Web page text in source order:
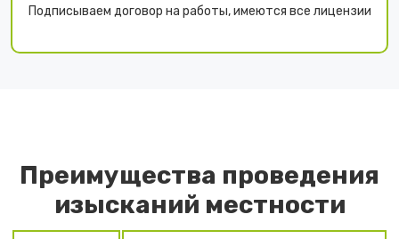
Подписываем договор на работы, имеются все лицензии
Преимущества проведения
изысканий местности